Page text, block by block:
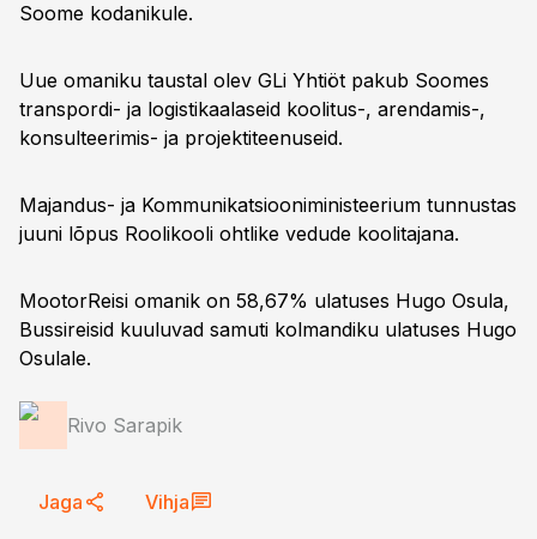
Soome kodanikule.
Uue omaniku taustal olev GLi Yhtiöt pakub Soomes
transpordi- ja logistikaalaseid koolitus-, arendamis-,
konsulteerimis- ja projektiteenuseid.
Majandus- ja Kommunikatsiooniministeerium tunnustas
juuni lõpus Roolikooli ohtlike vedude koolitajana.
MootorReisi omanik on 58,67% ulatuses Hugo Osula,
Bussireisid kuuluvad samuti kolmandiku ulatuses Hugo
Osulale.
Rivo Sarapik
Jaga Vihja